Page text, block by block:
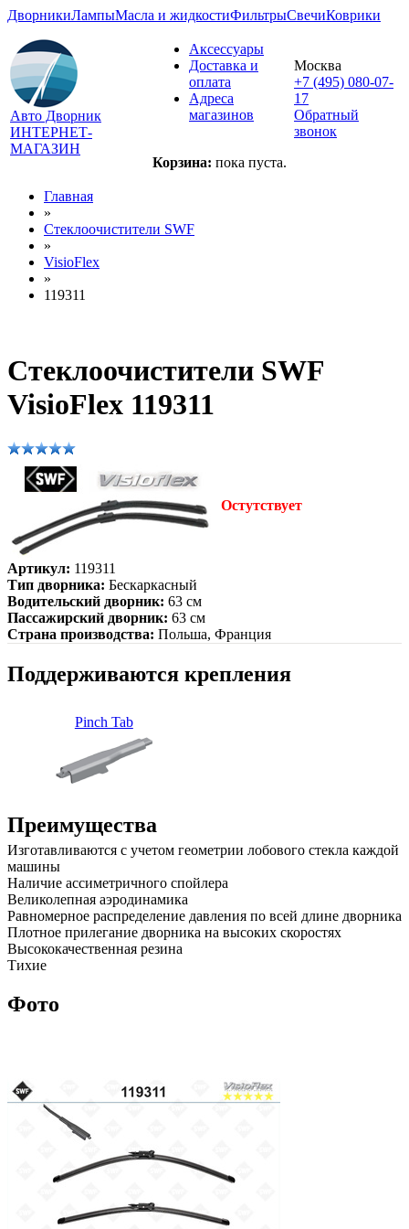
ДворникиЛампыМасла и жидкостиФильтрыСвечиКоврики
Авто Дворник
ИНТЕРНЕТ-
МАГАЗИН
Аксессуары
Доставка и
оплата
Адреса
магазинов
Корзина: пока пуста.
Москва
+7 (495) 080-07-
17
Обратный
звонок
Главная
»
Стеклоочистители SWF
»
VisioFlex
»
119311
Стеклоочистители SWF
VisioFlex 119311
Остутствует
Артикул: 119311
Тип дворника: Бескаркасный
Водительский дворник: 63 см
Пассажирский дворник: 63 см
Страна производства: Польша, Франция
Поддерживаются крепления
Pinch Tab
Преимущества
Изготавливаются с учетом геометрии лобового стекла каждой
машины
Наличие ассиметричного спойлера
Великолепная аэродинамика
Равномерное распределение давления по всей длине дворника
Плотное прилегание дворника на высоких скоростях
Высококачественная резина
Тихие
Фото